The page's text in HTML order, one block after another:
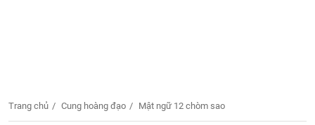
Trang chủ Cung hoàng đạo Mật ngữ 12 chòm sao